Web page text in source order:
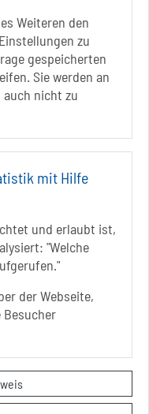
Weiteren den
zu
gespeicherten
Sie werden an
nicht zu
mit Hilfe
und erlaubt ist,
"Welche
der Webseite,
informiert